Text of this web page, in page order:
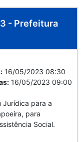
- Prefeitura
16/05/2023 08:30
16/05/2023 09:00
Jurídica para a
para
Social.